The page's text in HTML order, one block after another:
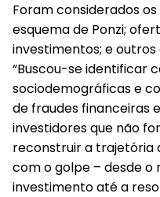
Foram considerados
esquema de Ponzi;
investimentos; e
“Buscou-se identificar
sociodemográficas e
de fraudes financeiras
investidores que não
reconstruir a trajetória
com o golpe – desde
investimento até a